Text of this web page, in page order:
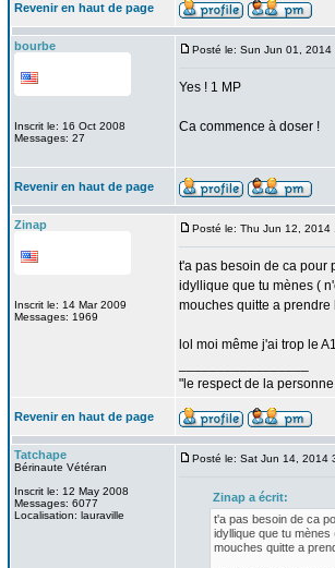
Revenir en haut de page
bourbe
Inscrit le: 16 Oct 2008
Messages: 27
Posté le: Sun Jun 01, 2014
Yes ! 1 MP
Ca commence à doser !
Revenir en haut de page
Zinap
Inscrit le: 14 Mar 2009
Messages: 1969
Posté le: Thu Jun 12, 2014
t'a pas besoin de ca pour
idyllique que tu mènes (
mouches quitte a prendre
lol moi même j'ai trop le
"le respect de la
Revenir en haut de page
Tatchape
Bérinaute Vétéran
Inscrit le: 12 May 2008
Messages: 6077
Localisation: lauraville
Posté le: Sat Jun 14, 2014
Zinap a écrit:
t'a pas besoin de ca
idyllique que tu mènes
mouches quitte a